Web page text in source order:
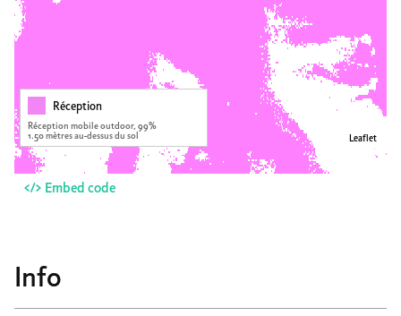
Leaflet
Réception
Réception mobile outdoor, 99%
1.50 mètres au-dessus du sol
</> Embed code
Info